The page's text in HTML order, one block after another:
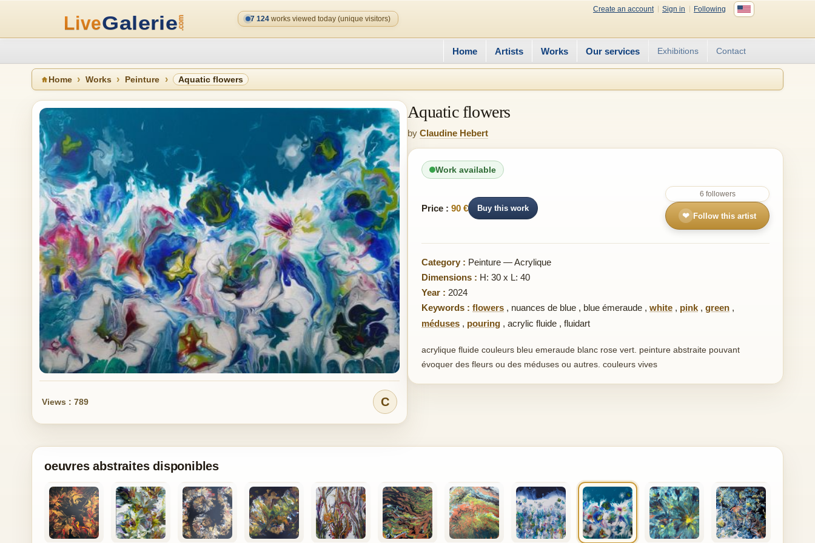
Create an account Sign in
Following
7 124 works viewed today (unique visitors)
Home Artists Works Our services Exhibitions Contact
Home Works Peinture Aquatic flowers
Views : 789 C
Aquatic flowers
by Claudine Hebert
Work available
Price : 90 € Buy this work
6 followers
❤ Follow this artist
Category : Peinture — Acrylique
Dimensions : H: 30 x L: 40
Year : 2024
Keywords : flowers , nuances de blue , blue émeraude , white , pink , green ,
méduses , pouring , acrylic fluide , fluidart
acrylique fluide couleurs bleu emeraude blanc rose vert. peinture abstraite pouvant
évoquer des fleurs ou des méduses ou autres. couleurs vives
oeuvres abstraites disponibles